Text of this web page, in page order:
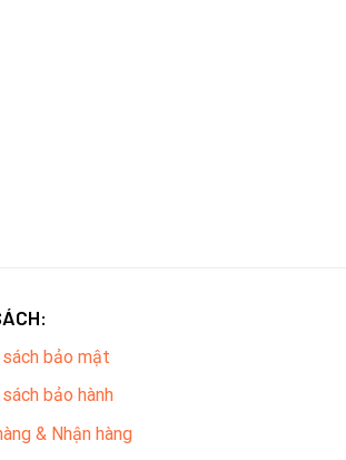
sách bảo mật
bảo hành
& Nhận hàng